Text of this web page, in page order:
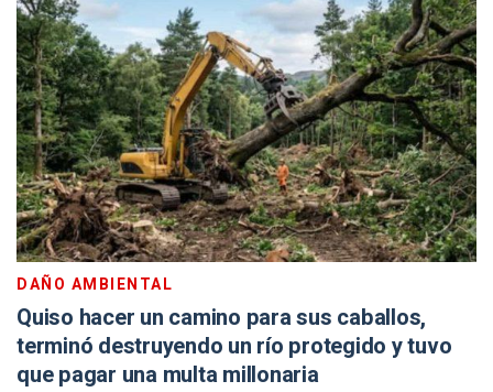
DAÑO AMBIENTAL
Quiso hacer un camino para sus caballos,
terminó destruyendo un río protegido y tuvo
que pagar una multa millonaria